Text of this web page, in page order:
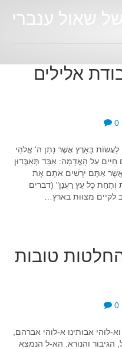
שאול ענברי
אלילים
0
בָּאָרֶץ אֲשֶׁר נָתַן ה' אֱלֹהֵי
עַל הָאֲדָמָה: אַבֵּד תְּאַבְּדוּן
אַתֶּם יֹרְשִׁים אֹתָם אֶת
כָּל עֵץ רַעֲנָן" (דברים
לקיים מצוות בארץ…
טובות
0
לוהי אבותינו א-לוהי אברהם,
הגיבור והנורא. הא-ל הנמצא